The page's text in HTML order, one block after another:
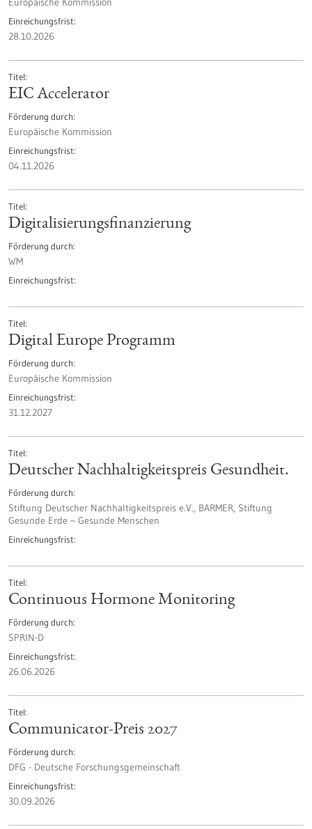
Einreichungsfrist
28.10.2026
Titel
EIC Accelerator
Förderung durch
Europäische Kommission
Einreichungsfrist
04.11.2026
Titel
Digitalisierungs­finanzierung
Förderung durch
WM
Einreichungsfrist
Titel
Digital Europe Programm
Förderung durch
Europäische Kommission
Einreichungsfrist
31.12.2027
Titel
Deutscher Nachhaltigkeitspreis Gesundheit.
Förderung durch
Stiftung Deutscher Nachhaltigkeitspreis e.V., BARMER, Stiftung
Gesunde Erde – Gesunde Menschen
Einreichungsfrist
Titel
Continuous Hormone Monitoring
Förderung durch
SPRIN-D
Einreichungsfrist
26.06.2026
Titel
Communicator-Preis 2027
Förderung durch
DFG - Deutsche Forschungsgemeinschaft
Einreichungsfrist
30.09.2026